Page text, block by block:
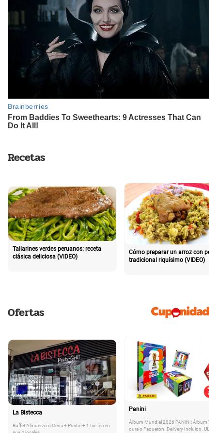
Recetas
Tallarines verdes peruanos: receta
clásica deliciosa (VIDEO)
Cómo preparar un arroz con pollo
tradicional riquísimo (VIDEO)
Ofertas
La Bistecca
Buffet Almuerzo o Cena + Postre + 1 Ice tea en
Panini
Álbum Mundial 2026 PANINI: Álbum
dura o Paquetón. Delivery Incluido.